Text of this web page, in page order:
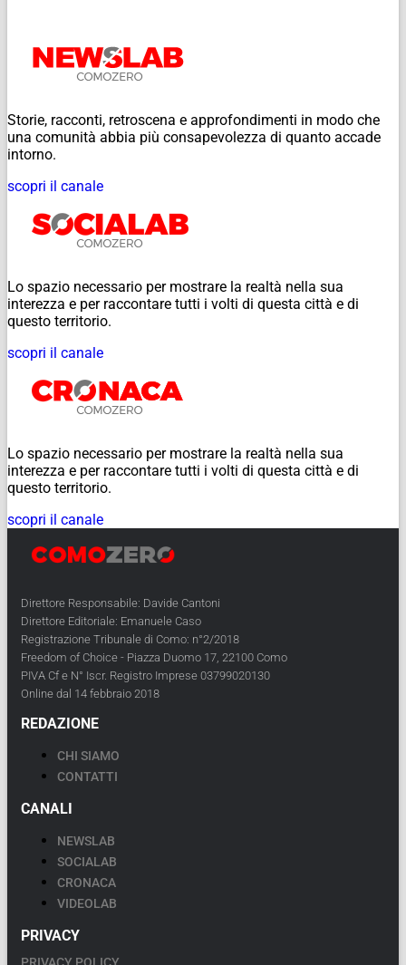
Storie, racconti, retroscena e approfondimenti in modo che
una comunità abbia più consapevolezza di quanto accade
intorno.
scopri il canale
Lo spazio necessario per mostrare la realtà nella sua
interezza e per raccontare tutti i volti di questa città e di
questo territorio.
scopri il canale
Lo spazio necessario per mostrare la realtà nella sua
interezza e per raccontare tutti i volti di questa città e di
questo territorio.
scopri il canale
Direttore Responsabile: Davide Cantoni
Direttore Editoriale: Emanuele Caso
Registrazione Tribunale di Como: n°2/2018
Freedom of Choice - Piazza Duomo 17, 22100 Como
PIVA Cf e N° Iscr. Registro Imprese 03799020130
Online dal 14 febbraio 2018
REDAZIONE
CHI SIAMO
CONTATTI
CANALI
NEWSLAB
SOCIALAB
CRONACA
VIDEOLAB
PRIVACY